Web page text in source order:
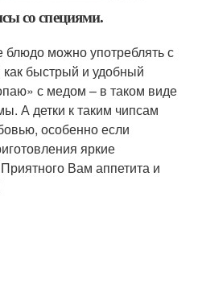
со специями.
блюдо можно употреблять с
быстрый и удобный
с медом – в таком виде
А детки к таким чипсам
особенно если
яркие
Вам аппетита и